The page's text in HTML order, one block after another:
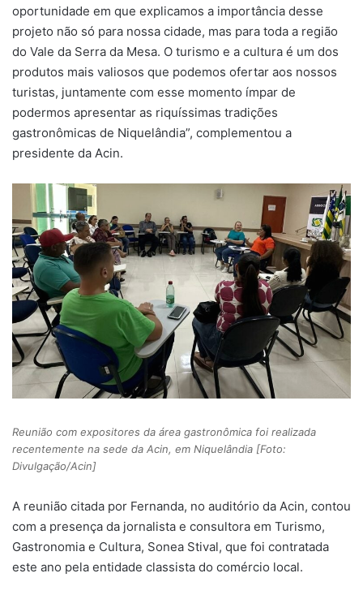
oportunidade em que explicamos a importância desse
projeto não só para nossa cidade, mas para toda a região
do Vale da Serra da Mesa. O turismo e a cultura é um dos
produtos mais valiosos que podemos ofertar aos nossos
turistas, juntamente com esse momento ímpar de
podermos apresentar as riquíssimas tradições
gastronômicas de Niquelândia”, complementou a
presidente da Acin.
Reunião com expositores da área gastronômica foi realizada
recentemente na sede da Acin, em Niquelândia [Foto:
Divulgação/Acin]
A reunião citada por Fernanda, no auditório da Acin, contou
com a presença da jornalista e consultora em Turismo,
Gastronomia e Cultura, Sonea Stival, que foi contratada
este ano pela entidade classista do comércio local.